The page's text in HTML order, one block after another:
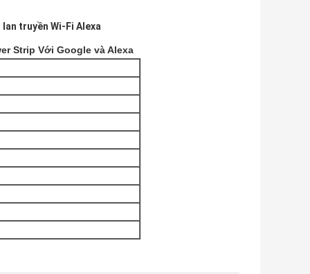
truyền Wi-Fi Alexa
Strip Với Google và Alexa